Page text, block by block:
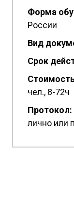
Форма
России
Вид
Срок
чел., 8-72ч
Протокол:
лично или